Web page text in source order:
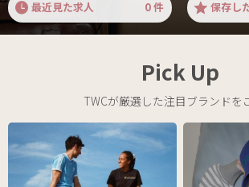
最近見た求人 0件 保存し
Pick Up
TWCが厳選した注目ブランドを